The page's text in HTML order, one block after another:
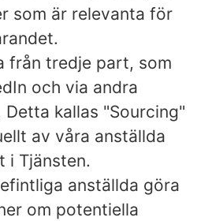
som är relevanta för
från tredje part, som
och via andra
kallas "Sourcing"
av våra anställda
i Tjänsten.
anställda göra
om potentiella